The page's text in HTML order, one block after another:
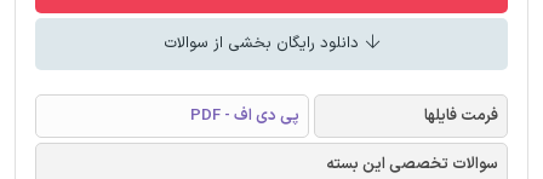
دانلود رایگان بخشی از سوالات
فرمت فایلها
پی دی اف - PDF
سوالات تخصصی این بسته